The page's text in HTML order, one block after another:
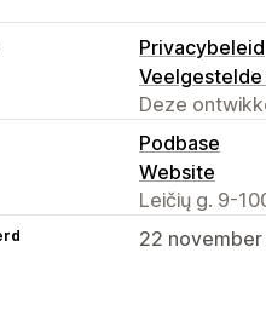
Privacybeleid
Veelgestelde
Deze
Podbase
Website
Leičių g. 9-
22